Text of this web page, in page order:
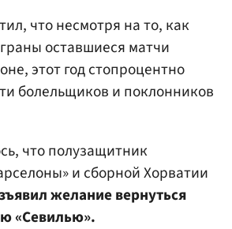
что несмотря на то, как
оставшиеся матчи
этот год стопроцентно
болельщиков и поклонников
что полузащитник
и сборной Хорватии
желание вернуться
«Севилью».